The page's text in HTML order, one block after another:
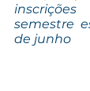
semestre
de junho